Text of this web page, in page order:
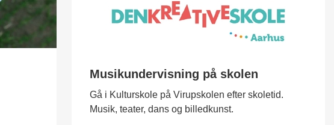
Musikundervisning på skolen
Gå i Kulturskole på Virupskolen efter skoletid.
Musik, teater, dans og billedkunst.